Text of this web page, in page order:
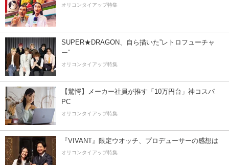
オリコンタイアップ特集
SUPER★DRAGON、自ら描いた”レトロフューチャ
ー”
オリコンタイアップ特集
【驚愕】メーカー社員が推す「10万円台」神コスパ
PC
オリコンタイアップ特集
『VIVANT』限定ウオッチ、プロデューサーの感想は
オリコンタイアップ特集